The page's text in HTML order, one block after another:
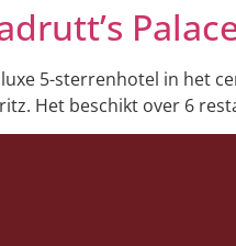
5-sterrenhotel in het
Het beschikt over 6